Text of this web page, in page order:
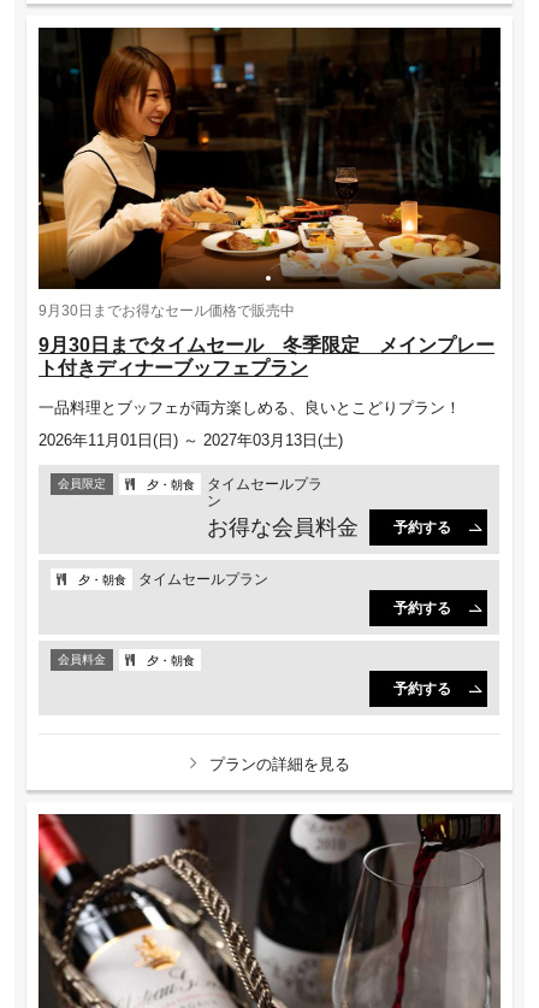
9月30日までお得なセール価格で販売中
9月30日までタイムセール 冬季限定 メインプレー
ト付きディナーブッフェプラン
一品料理とブッフェが両方楽しめる、良いとこどりプラン！
2026年11月01日(日) ～ 2027年03月13日(土)
会員限定 夕・朝食
タイムセールプラ
ン
お得な会員料金 予約する
夕・朝食
タイムセールプラン
予約する
会員料金 夕・朝食
予約する
プランの詳細を見る